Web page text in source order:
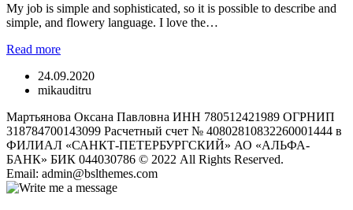
My job is simple and sophisticated, so it is possible to describe and
simple, and flowery language. I love the…
Read more
24.09.2020
mikauditru
Мартьянова Оксана Павловна ИНН 780512421989 ОГРНИП
318784700143099 Расчетный счет № 40802810832260001444 в
ФИЛИАЛ «САНКТ-ПЕТЕРБУРГСКИЙ» АО «АЛЬФА-
БАНК» БИК 044030786 © 2022 All Rights Reserved.
Email: admin@bslthemes.com